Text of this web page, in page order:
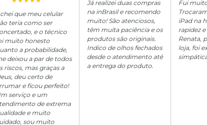
que meu celular
teria como ser
e o técnico
muito honesto
a probabilidade,
deixou a par de todos
riscos, mas graças a
deu certo de
e ficou perfeito!
serviço e um
de extrema
e muito
sou muito
Já realizei duas compras
na inBrasil e recomendo
muito! São atenciosos,
têm muita paciência e os
produtos são originais.
Indico de olhos fechados
desde o atendimento até
a entrega do produto.
Fui
iPad na
rapidez
Renata,
loja, foi